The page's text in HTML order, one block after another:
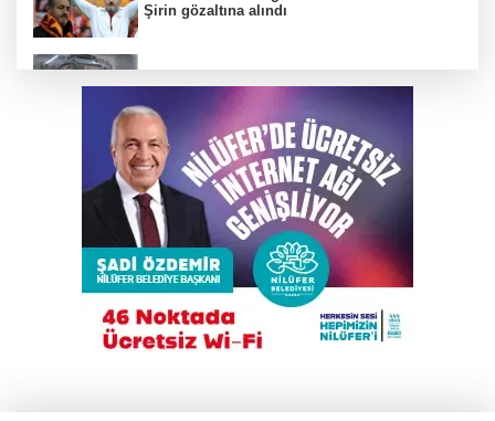
Şirin gözaltına alındı
yolu Bursa'dan geçiyor
Nilüfer Belediyesi’nden mahallelerde yerinde
inceleme
Bursa’da drift atan sürücüye ceza yağdı
Benzine bir kez daha zam geliyor